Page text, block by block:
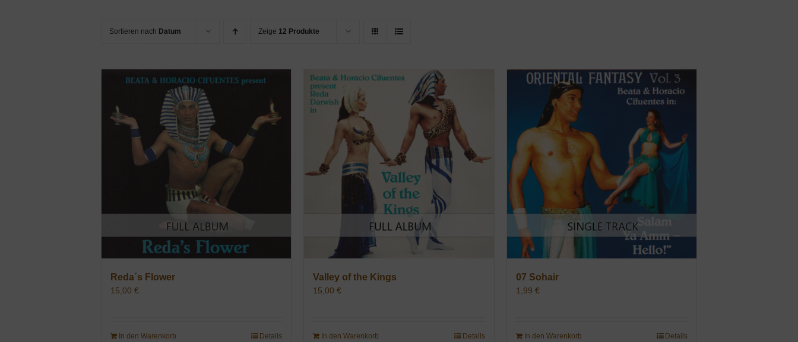
Sortieren nach Datum Zeige 12 Produkte
Reda´s Flower
15,00 €
In den Warenkorb Details
Valley of the Kings
15,00€
In den Warenkorb Details
07 Sohair
1,99 €
In den Warenkorb Details